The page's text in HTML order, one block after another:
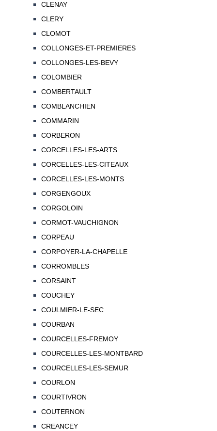
CLENAY
CLERY
CLOMOT
COLLONGES-ET-PREMIERES
COLLONGES-LES-BEVY
COLOMBIER
COMBERTAULT
COMBLANCHIEN
COMMARIN
CORBERON
CORCELLES-LES-ARTS
CORCELLES-LES-CITEAUX
CORCELLES-LES-MONTS
CORGENGOUX
CORGOLOIN
CORMOT-VAUCHIGNON
CORPEAU
CORPOYER-LA-CHAPELLE
CORROMBLES
CORSAINT
COUCHEY
COULMIER-LE-SEC
COURBAN
COURCELLES-FREMOY
COURCELLES-LES-MONTBARD
COURCELLES-LES-SEMUR
COURLON
COURTIVRON
COUTERNON
CREANCEY